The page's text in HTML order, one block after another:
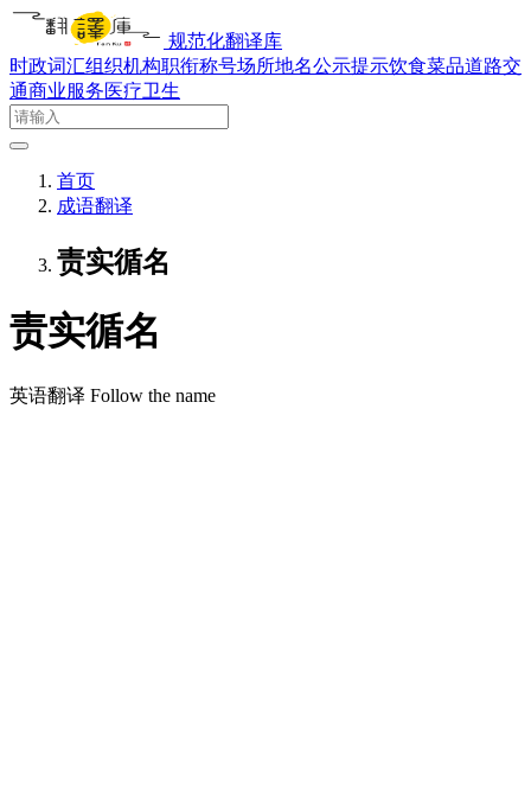
规范化翻译库
时政词汇组织机构职衔称号场所地名公示提示饮食菜品道路交
通商业服务医疗卫生
首页
成语翻译
责实循名
责实循名
英语翻译 Follow the name